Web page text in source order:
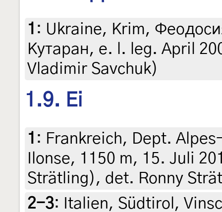
1 : Ukraine, Krim,
Кутаран, e. l. leg. April
Vladimir Savchuk)
1.9. Ei
1 : Frankreich, Dept.
Ilonse, 1150 m, 15. Juli
Strätling), det. Ronny
2-3:
Italien, Südtirol,